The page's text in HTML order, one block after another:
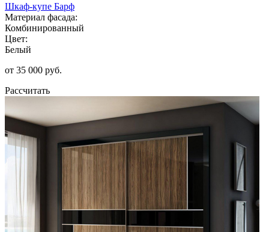
Шкаф-купе Барф
Материал фасада:
Комбинированный
Цвет:
Белый
от 35 000 руб.
Рассчитать